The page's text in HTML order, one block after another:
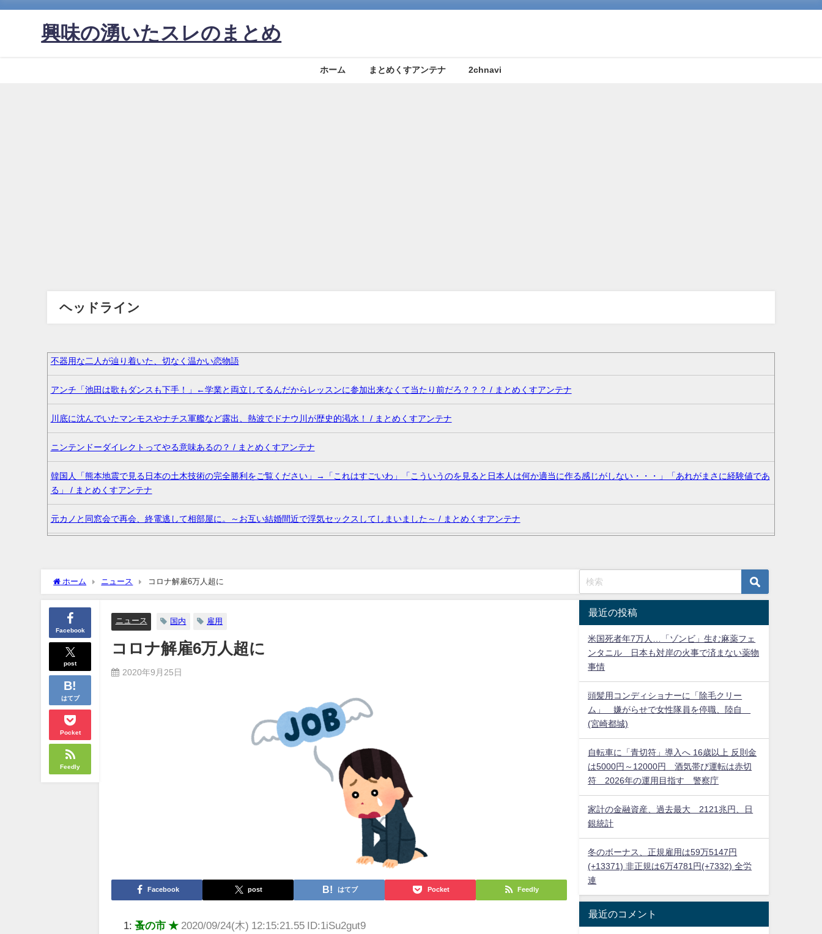
興味の湧いたスレのまとめ
ホーム まとめくすアンテナ 2chnavi
ヘッドライン
不器用な二人が辿り着いた、切なく温かい恋物語
アンチ「池田は歌もダンスも下手！」←学業と両立してるんだからレッスンに参加出来なくて当たり前だろ？？？ / まとめくすアンテナ
川底に沈んでいたマンモスやナチス軍艦など露出、熱波でドナウ川が歴史的渇水！ / まとめくすアンテナ
ニンテンドーダイレクトってやる意味あるの？ / まとめくすアンテナ
韓国人「熊本地震で見る日本の土木技術の完全勝利をご覧ください」→「これはすごいわ」「こういうのを見ると日本人は何か適当に作る感じがしない・・・」「あれがまさに経験値であ
る」 / まとめくすアンテナ
元カノと同窓会で再会、終電逃して相部屋に。～お互い結婚間近で浮気セックスしてしまいました～ / まとめくすアンテナ
クーラーボックス積んで出発→途中で買い足し…50代公務員の“ドライブ”が地獄すぎた 他 / 2chnaviヘッドライン
【画像】人気Vチューバーさん、とんでもない姿を披露ｗｗｗｗｗｗｗｗｗｗ 他 / 2chnaviヘッドライン
【悲報】2050年の日本、独身ボッチ祭りが現実になるとかｗｗｗｗ 他 / 2chnaviヘッドライン
Powered by livedoor 相互RSS
ホーム ニュース コロナ解雇6万人超に
Facebook
post
はてブ
Pocket
Feedly
ニュース 国内 雇用
コロナ解雇6万人超に
2020年9月25日
Facebook post はてブ Pocket Feedly
1:蚤の市 ★ 2020/09/24(木) 12:15:21.55 ID:1iSu2gut9
最近の投稿
米国死者年7万人…「ゾンビ」生む麻薬フェ
ンタニル 日本も対岸の火事で済まない薬物
事情
頭髪用コンディショナーに「除毛クリー
ム」 嫌がらせで女性隊員を停職、陸自
(宮崎都城)
自転車に「青切符」導入へ 16歳以上 反則金
は5000円～12000円 酒気帯び運転は赤切
符 2026年の運用目指す 警察庁
家計の金融資産、過去最大 2121兆円、日
銀統計
冬のボーナス、正規雇用は59万5147円
(+13371) 非正規は6万4781円(+7332) 全労
連
最近のコメント